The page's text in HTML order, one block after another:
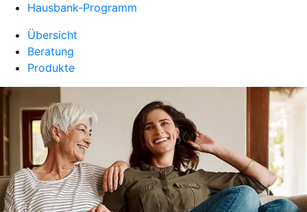
Hausbank-Programm
Übersicht
Beratung
Produkte